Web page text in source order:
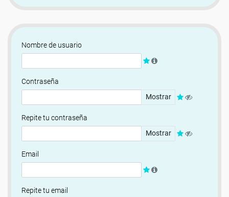
Nombre de usuario
Contraseña
Mostrar
Repite tu contraseña
Mostrar
Email
Repite tu email